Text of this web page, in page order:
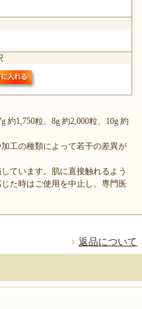
約1,750粒、8g 約2,000粒、10g 約
工の種類によって若干の差異が
ています。肌に直接触れるよう
た時はご使用を中止し、専門医
返品について